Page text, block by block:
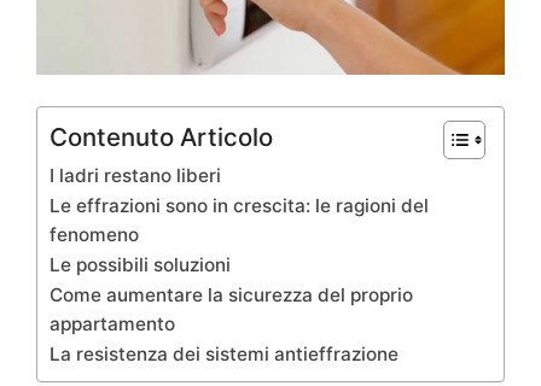
Contenuto Articolo
I ladri restano liberi
Le effrazioni sono in crescita: le ragioni del
fenomeno
Le possibili soluzioni
Come aumentare la sicurezza del proprio
appartamento
La resistenza dei sistemi antieffrazione